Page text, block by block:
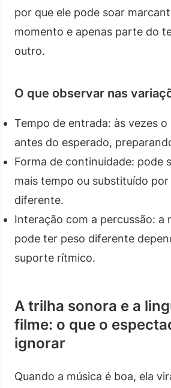
por que ele pode soar
momento e apenas parte do
outro.
O que observar nas
Tempo de entrada: às vezes
antes do esperado,
Forma de continuidade: pode
mais tempo ou substituído
diferente.
Interação com a percussão: a
pode ter peso diferente
suporte rítmico.
A trilha sonora e a
filme: o que o
ignorar
Quando a música é boa, ela